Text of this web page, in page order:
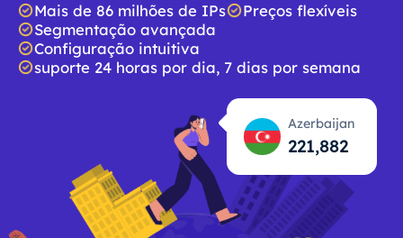
Mais de 86 milhões de IPs
Preços flexíveis
Segmentação avançada
Configuração intuitiva
suporte 24 horas por dia, 7 dias por semana
Azerbaijan
221,883